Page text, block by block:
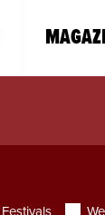
Festivals